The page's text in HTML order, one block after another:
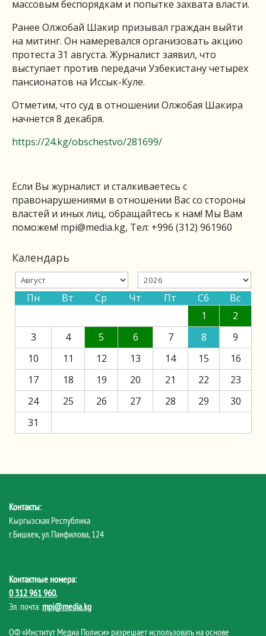
массовым беспорядкам и попытке захвата власти.
Ранее Олжобай Шакир призывал граждан выйти
на митинг. Он намеревался организовать акцию
протеста 31 августа. Журналист заявил, что
выступает против передачи Узбекистану четырех
пансионатов на Иссык-Куле.
Отметим, что суд в отношении Олжобая Шакира
начнется 8 декабря.
https://24.kg/obschestvo/281699/
Если Вы журналист и сталкиваетесь с
правонарушениями в отношении Вас со стороны
властей и иных лиц, обращайтесь к нам! Мы Вам
поможем! mpi@media.kg, Тел: +996 (312) 961960
Календарь
Пн Вт Ср Чт Пт Сб
Вс
1
2
3
4 5 6 7 8
9
10
11 12 13 14 15
16
17
18 19 20 21 22
23
24
25 26 27 28 29
30
31
Контакты:
Кыргызская Республика
г.Бишкек, ул.Панфилова, 124
Контактные номера:
0 312 961 960,
Эл. почта: mpi@media.kg
ОФ «Институт Медиа Полиси» разрешает использовать на основе